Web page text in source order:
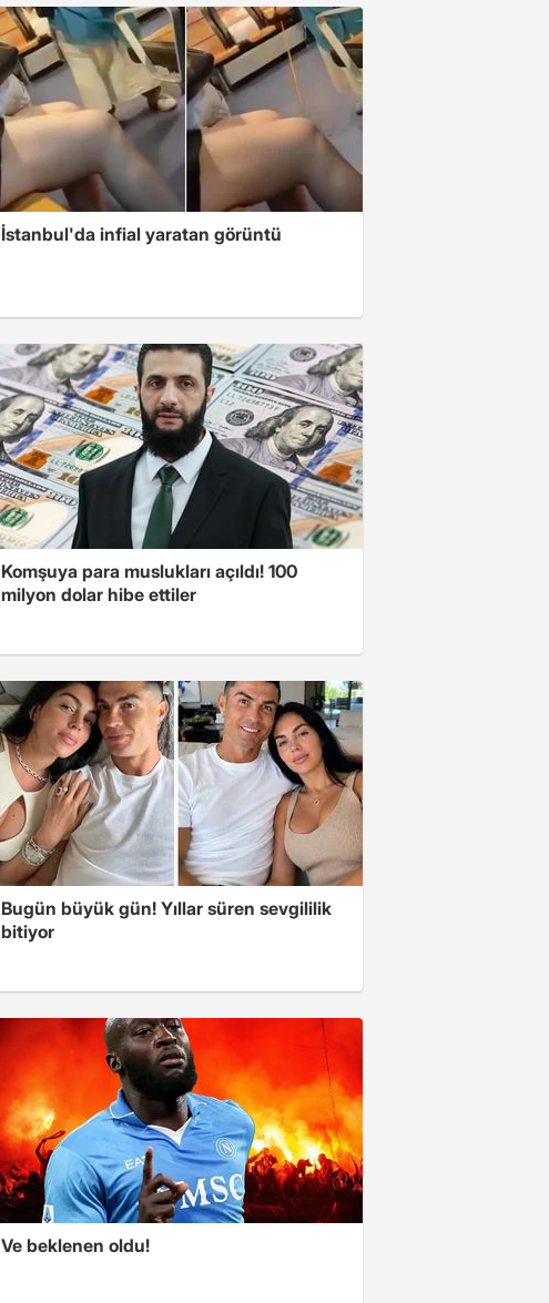
İstanbul'da infial yaratan görüntü
Komşuya para muslukları açıldı! 100
milyon dolar hibe ettiler
Bugün büyük gün! Yıllar süren sevgililik
bitiyor
Ve beklenen oldu!